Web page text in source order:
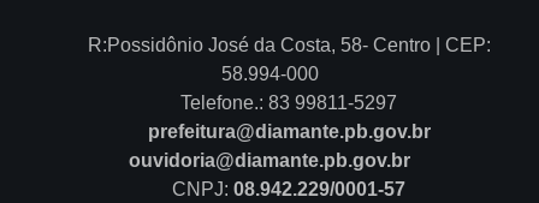
R:Possidônio José da Costa, 58- Centro | CEP:
58.994-000
Telefone.: 83 99811-5297
prefeitura@diamante.pb.gov.br
ouvidoria@diamante.pb.gov.br
CNPJ: 08.942.229/0001-57